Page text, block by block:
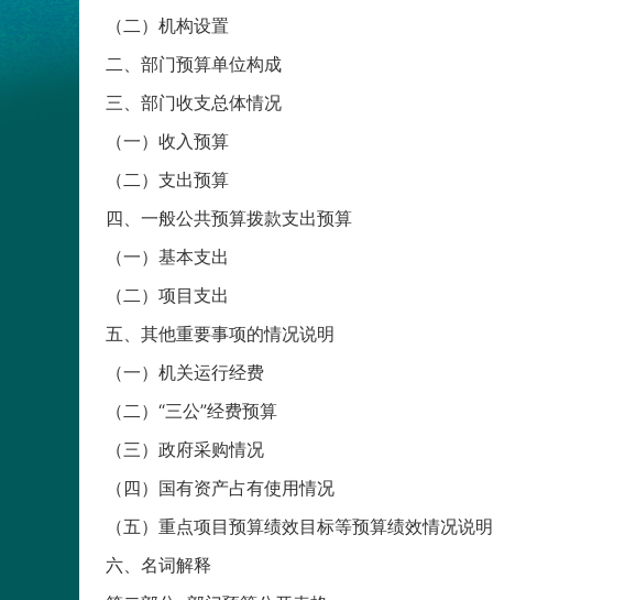
（二）机构设置
二、部门预算单位构成
三、部门收支总体情况
（一）收入预算
（二）支出预算
四、一般公共预算拨款支出预算
（一）基本支出
（二）项目支出
五、其他重要事项的情况说明
（一）机关运行经费
（二）“三公”经费预算
（三）政府采购情况
（四）国有资产占有使用情况
（五）重点项目预算绩效目标等预算绩效情况说明
六、名词解释